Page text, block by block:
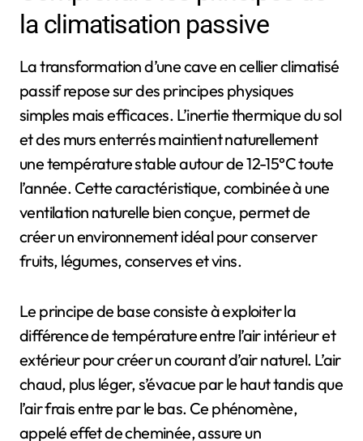
la climatisation passive
La transformation d’une cave en cellier climatisé
passif repose sur des principes physiques
simples mais efficaces. L’inertie thermique du sol
et des murs enterrés maintient naturellement
une température stable autour de 12-15°C toute
l’année. Cette caractéristique, combinée à une
ventilation naturelle bien conçue, permet de
créer un environnement idéal pour conserver
fruits, légumes, conserves et vins.
Le principe de base consiste à exploiter la
différence de température entre l’air intérieur et
extérieur pour créer un courant d’air naturel. L’air
chaud, plus léger, s’évacue par le haut tandis que
l’air frais entre par le bas. Ce phénomène,
appelé effet de cheminée, assure un